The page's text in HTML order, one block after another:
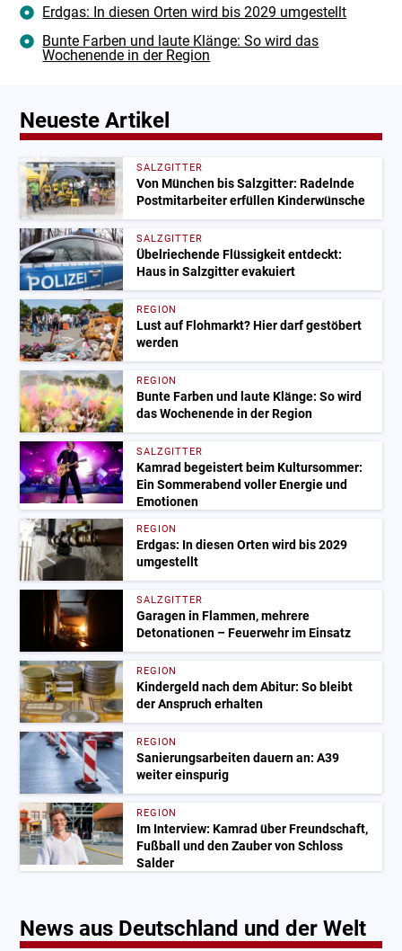
Erdgas: In diesen Orten wird bis 2029 umgestellt
Bunte Farben und laute Klänge: So wird das
Wochenende in der Region
Neueste Artikel
SALZGITTER
Von München bis Salzgitter: Radelnde
Postmitarbeiter erfüllen Kinderwünsche
SALZGITTER
Übelriechende Flüssigkeit entdeckt:
Haus in Salzgitter evakuiert
REGION
Lust auf Flohmarkt? Hier darf gestöbert
werden
REGION
Bunte Farben und laute Klänge: So wird
das Wochenende in der Region
SALZGITTER
Kamrad begeistert beim Kultursommer:
Ein Sommerabend voller Energie und
Emotionen
REGION
Erdgas: In diesen Orten wird bis 2029
umgestellt
SALZGITTER
Garagen in Flammen, mehrere
Detonationen – Feuerwehr im Einsatz
REGION
Kindergeld nach dem Abitur: So bleibt
der Anspruch erhalten
REGION
Sanierungsarbeiten dauern an: A39
weiter einspurig
REGION
Im Interview: Kamrad über Freundschaft,
Fußball und den Zauber von Schloss
Salder
News aus Deutschland und der Welt